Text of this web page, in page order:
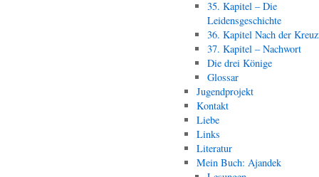
35. Kapitel – Die
Leidensgeschichte
36. Kapitel Nach der
37. Kapitel – Nachwort
Die drei Könige
Glossar
Jugendprojekt
Kontakt
Liebe
Links
Literatur
Mein Buch: Ajandek